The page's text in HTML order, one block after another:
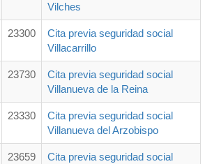
Vilches
23300
Cita previa seguridad social
Villacarrillo
23730
Cita previa seguridad social
Villanueva de la Reina
23330
Cita previa seguridad social
Villanueva del Arzobispo
23659
Cita previa seguridad social